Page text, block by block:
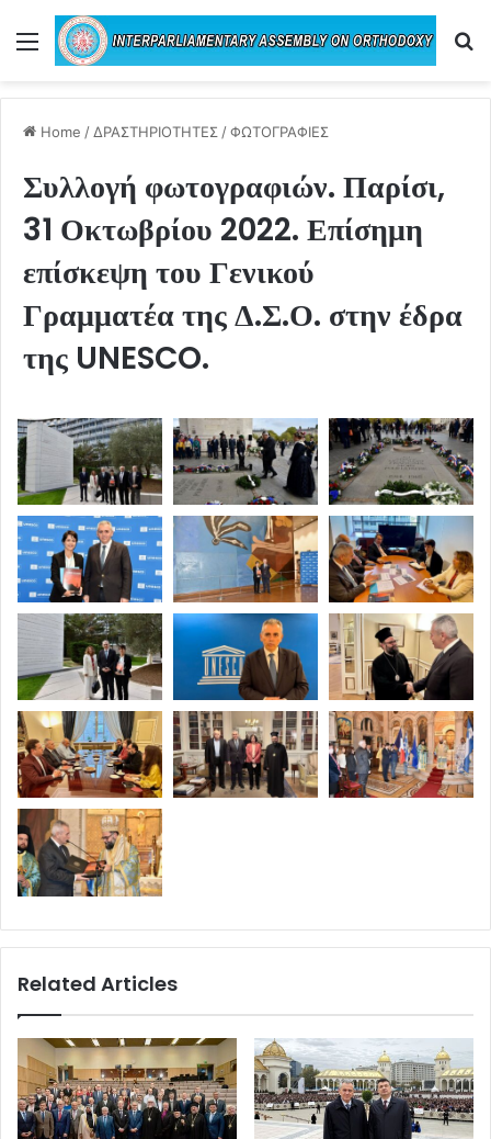
Menu
Home / ΔΡΑΣΤΗΡΙΟΤΗΤΕΣ /ΦΩΤΟΓΡΑΦΙΕΣ
Συλλογή φωτογραφιών. Παρίσι,
31 Οκτωβρίου 2022. Επίσημη
επίσκεψη του Γενικού
Γραμματέα της Δ.Σ.Ο. στην έδρα
της UNESCO.
Related Articles